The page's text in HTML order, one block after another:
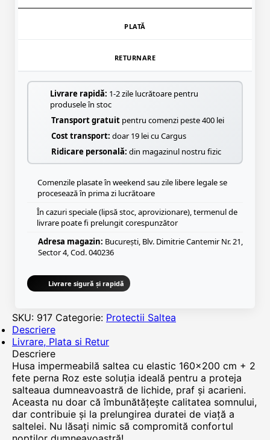
PLATĂ
RETURNARE
Livrare rapidă: 1-2 zile lucrătoare pentru
produsele în stoc
Transport gratuit pentru comenzi peste 400 lei
Cost transport: doar 19 lei cu Cargus
Ridicare personală: din magazinul nostru fizic
Comenzile plasate în weekend sau zile libere legale se
procesează în prima zi lucrătoare
În cazuri speciale (lipsă stoc, aprovizionare), termenul de
livrare poate fi prelungit corespunzător
Adresa magazin: București, Blv. Dimitrie Cantemir Nr. 21,
Sector 4, Cod. 040236
Livrare sigură și rapidă
SKU: 917 Categorie: Protectii Saltea
Descriere
Livrare, Plata si Retur
Descriere
Husa impermeabilă saltea cu elastic 160x200 cm + 2
fete perna Roz este soluția ideală pentru a proteja
salteaua dumneavoastră de lichide, praf și acarieni.
Aceasta nu doar că îmbunătățește calitatea somnului,
dar contribuie și la prelungirea duratei de viață a
saltelei. Nu lăsați nimic să compromită confortul